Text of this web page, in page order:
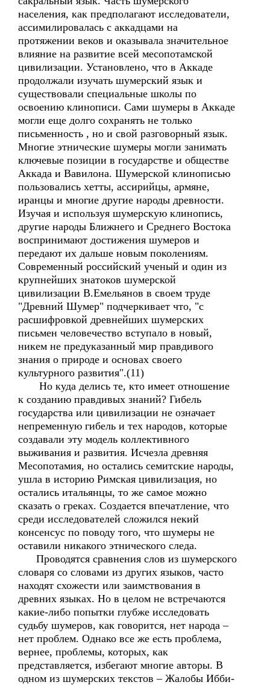
населения, как предполагают исследователи,
ассимилировалась с аккадцами на
протяжении веков и оказывала значительное
влияние на развитие всей месопотамской
цивилизации. Установлено, что в Аккаде
продолжали изучать шумерский язык и
существовали специальные школы по
освоению клинописи. Сами шумеры в Аккаде
могли еще долго сохранять не только
письменность , но и свой разговорный язык.
Многие этнические шумеры могли занимать
ключевые позиции в государстве и обществе
Аккада и Вавилона. Шумерской клинописью
пользовались хетты, ассирийцы, армяне,
иранцы и многие другие народы древности.
Изучая и используя шумерскую клинопись,
другие народы Ближнего и Среднего Востока
воспринимают достижения шумеров и
передают их дальше новым поколениям.
Современный российский ученый и один из
крупнейших знатоков шумерской
цивилизации В.Емельянов в своем труде
"Древний Шумер" подчеркивает что, "с
расшифровкой древнейших шумерских
письмен человечество вступало в новый,
никем не предуказанный мир правдивого
знания о природе и основах своего
культурного развития".(11)
Но куда делись те, кто имеет отношение
к созданию правдивых знаний? Гибель
государства или цивилизации не означает
непременную гибель и тех народов, которые
создавали эту модель коллективного
выживания и развития. Исчезла древняя
Месопотамия, но остались семитские народы,
ушла в историю Римская цивилизация, но
остались итальянцы, то же самое можно
сказать о греках. Создается впечатление, что
среди исследователей сложился некий
консенсус по поводу того, что шумеры не
оставили никакого этнического следа.
Проводятся сравнения слов из шумерского
словаря со словами из других языков, часто
находят схожести или заимствования в
древних языках. Но в целом не встречаются
какие-либо попытки глубже исследовать
судьбу шумеров, как говорится, нет народа –
нет проблем. Однако все же есть проблема,
вернее, проблемы, которых, как
представляется, избегают многие авторы. В
одном из шумерских текстов – Жалобы Ибби-